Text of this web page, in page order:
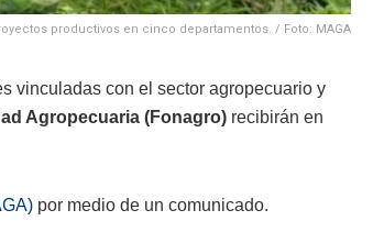
productivos en cinco departamentos. / Foto: MAGA
vinculadas con el sector agropecuario y
Agropecuaria (Fonagro) recibirán en
por medio de un comunicado.